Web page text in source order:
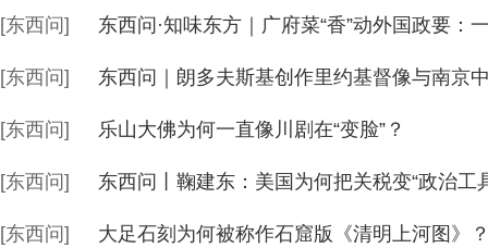
[东西问] 东西问·知味东方｜广府菜“香”动外国政要：
[东西问] 东西问｜朗多夫斯基创作里约基督像与南京
[东西问] 乐山大佛为何一直像川剧在“变脸”？
[东西问] 东西问丨鞠建东：美国为何把关税变“政治工
[东西问] 大足石刻为何被称作石窟版《清明上河图》